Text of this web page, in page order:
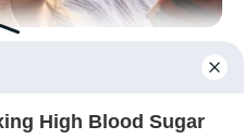
Know This Hidden Secret